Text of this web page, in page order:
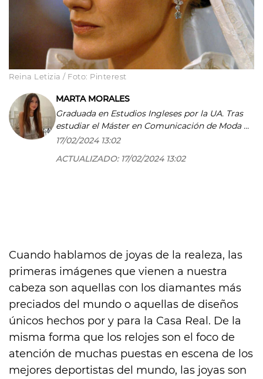
Reina Letizia / Foto: Pinterest
MARTA MORALES
Graduada en Estudios Ingleses por la UA. Tras
estudiar el Máster en Comunicación de Moda y
Belleza (VOGUE) por la UC3M empecé a
digital, aunque terminé queriéndome enfocar
junio de 2023 finalicé el Máster en Formación
para profesora en la Universidad CEU San
Pablo. Puedes seguirme en Instagram
@martamoralesb.
17/02/2024 13:02
ACTUALIZADO: 17/02/2024 13:02
Cuando hablamos de joyas de la realeza, las
primeras imágenes que vienen a nuestra
cabeza son aquellas con los diamantes más
preciados del mundo o aquellas de diseños
únicos hechos por y para la Casa Real. De la
misma forma que los relojes son el foco de
atención de muchas puestas en escena de los
mejores deportistas del mundo, las joyas son